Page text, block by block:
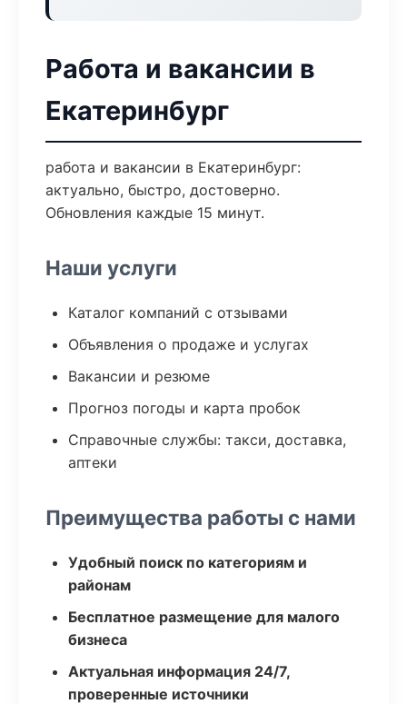
Работа и вакансии в
Екатеринбург
работа и вакансии в Екатеринбург:
актуально, быстро, достоверно.
Обновления каждые 15 минут.
Наши услуги
Каталог компаний с отзывами
Объявления о продаже и услугах
Вакансии и резюме
Прогноз погоды и карта пробок
Справочные службы: такси, доставка,
аптеки
Преимущества работы с нами
Удобный поиск по категориям и
районам
Бесплатное размещение для малого
бизнеса
Актуальная информация 24/7,
проверенные источники